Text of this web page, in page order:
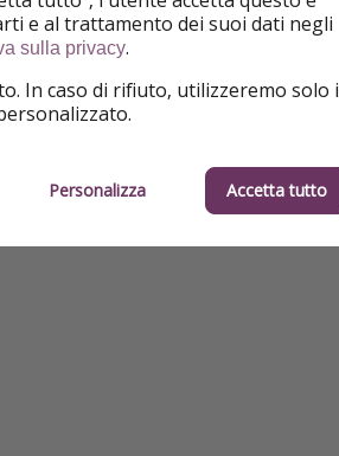
e al trattamento dei suoi dati negli
sulla privacy.
In caso di rifiuto, utilizzeremo solo i
Personalizza Accetta tutto